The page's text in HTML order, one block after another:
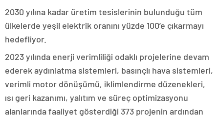
2030 yılına kadar üretim tesislerinin bulunduğu tüm
ülkelerde yeşil elektrik oranını yüzde 100’e çıkarmayı
hedefliyor.
2023 yılında enerji verimliliği odaklı projelerine devam
ederek aydınlatma sistemleri, basınçlı hava sistemleri,
verimli motor dönüşümü, iklimlendirme düzenekleri,
ısı geri kazanımı, yalıtım ve süreç optimizasyonu
alanlarında faaliyet gösterdiği 373 projenin ardından